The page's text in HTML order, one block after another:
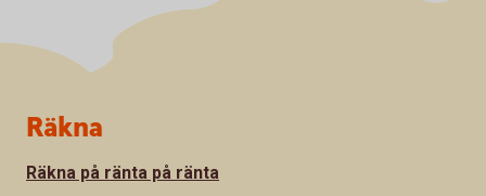
Sidfot
Räkna
Räkna på ränta på ränta